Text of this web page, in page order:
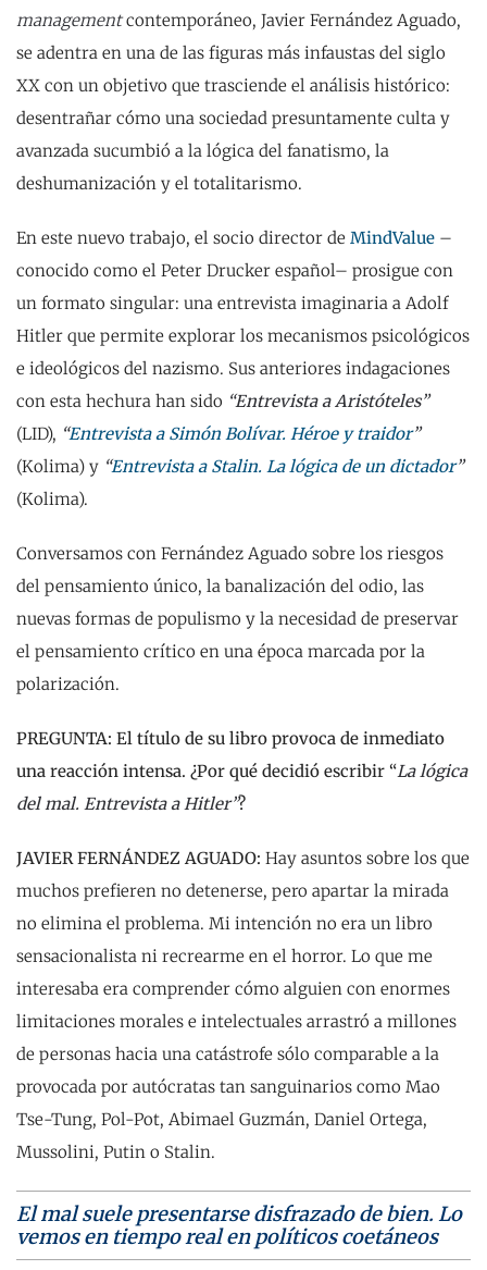
managementcontemporáneo, Javier Fernández Aguado,
se adentra en una de las figuras más infaustas del siglo
XX con un objetivo que trasciende el análisis histórico:
desentrañar cómo una sociedad presuntamente culta y
avanzada sucumbió a la lógica del fanatismo, la
deshumanización y el totalitarismo.
En este nuevo trabajo, el socio director de MindValue –
conocido como el Peter Drucker español– prosigue con
un formato singular: una entrevista imaginaria a Adolf
Hitler que permite explorar los mecanismos psicológicos
e ideológicos del nazismo. Sus anteriores indagaciones
con esta hechura han sido “Entrevista a Aristóteles”
(LID), “Entrevista a Simón Bolívar. Héroe y traidor”
(Kolima) y “Entrevista a Stalin. La lógica de un dictador”
(Kolima).
Conversamos con Fernández Aguado sobre los riesgos
del pensamiento único, la banalización del odio, las
nuevas formas de populismo y la necesidad de preservar
el pensamiento crítico en una época marcada por la
polarización.
PREGUNTA: El título de su libro provoca de inmediato
una reacción intensa. ¿Por qué decidió escribir “La lógica
del mal. Entrevista a Hitler”?
JAVIER FERNÁNDEZ AGUADO: Hay asuntos sobre los que
muchos prefieren no detenerse, pero apartar la mirada
no elimina el problema. Mi intención no era un libro
sensacionalista ni recrearme en el horror. Lo que me
interesaba era comprender cómo alguien con enormes
limitaciones morales e intelectuales arrastró a millones
de personas hacia una catástrofe sólo comparable a la
provocada por autócratas tan sanguinarios como Mao
Tse-Tung, Pol-Pot, Abimael Guzmán, Daniel Ortega,
Mussolini, Putin o Stalin.
El mal suele presentarse disfrazado de bien. Lo
vemos en tiempo real en políticos coetáneos